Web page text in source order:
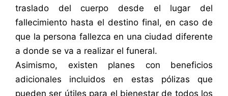
traslado del cuerpo desde el lugar del
fallecimiento hasta el destino final, en caso de
que la persona fallezca en una ciudad diferente
a donde se va a realizar el funeral.
Asimismo, existen planes con beneficios
adicionales incluidos en estas pólizas que
pueden ser útiles para el bienestar de todos los